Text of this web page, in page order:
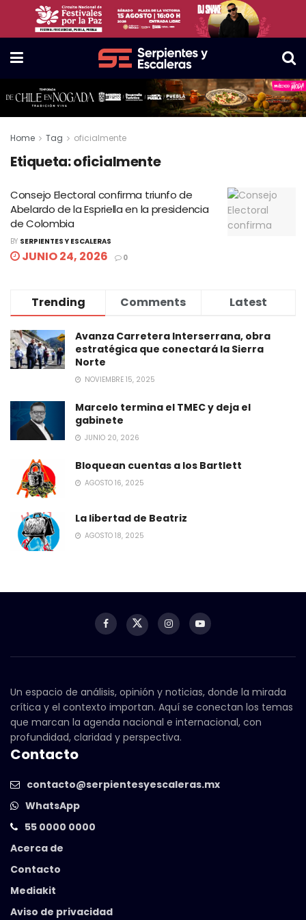
Home Tag oficialmente
Etiqueta:oficialmente
Consejo Electoral confirma triunfo de
Abelardo de la Espriella en la presidencia
de Colombia
BY SERPIENTES Y ESCALERAS
JUNIO 24, 2026 0
Trending Comments Latest
Avanza Carretera Interserrana, obra
estratégica que conectará la Sierra
Norte
NOVIEMBRE 15, 2025
Marcelo termina el TMEC y deja el
gabinete
JUNIO 20, 2026
Bloquean cuentas a los Bartlett
AGOSTO 16, 2025
La libertad de Beatriz
AGOSTO 18, 2025
Un espacio de análisis, opinión y noticias, donde la mirada
crítica y el contexto importan. Aquí se conectan los temas
que marcan la agenda nacional e internacional, con
profundidad, claridad y perspectiva.
Contacto
contacto@serpientesyescaleras.mx
WhatsApp
55 0000 0000
Acerca de
Contacto
Mediakit
Aviso de privacidad